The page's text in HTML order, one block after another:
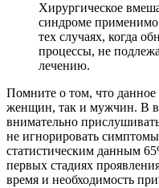
Хирургическое
синдроме применимо
тех случаях, когда
процессы, не
лечению.
Помните о том, что данное
женщин, так и мужчин. В
внимательно
не игнорировать
статистическим данным
первых стадиях
время и необходимость